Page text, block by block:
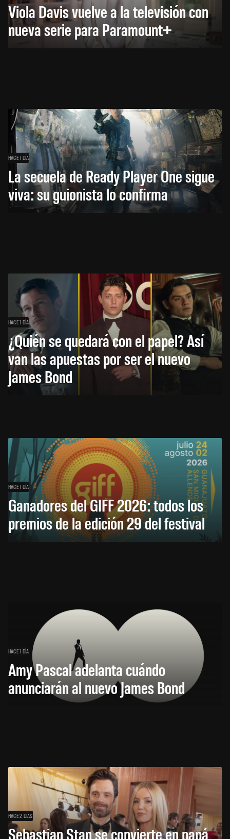
Viola Davis vuelve a la televisión con
nueva serie para Paramount+
HACE 1 DÍA
La secuela de Ready Player One sigue
viva: su guionista lo confirma
HACE 1 DÍA
¿Quién se quedará con el papel? Así
van las apuestas por ser el nuevo
James Bond
HACE 1 DÍA
Ganadores del GIFF 2026: todos los
premios de la edición 29 del festival
HACE 1 DÍA
Amy Pascal adelanta cuándo
anunciarán al nuevo James Bond
HACE 2 DÍAS
Sebastian Stan se convierte en papá